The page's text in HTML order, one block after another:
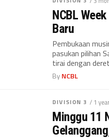
NCBL
Baru
Pembukaan
pasukan pilihan
tirai dengan
ByNCBL
DIVISION 3 / 1
Minggu 11